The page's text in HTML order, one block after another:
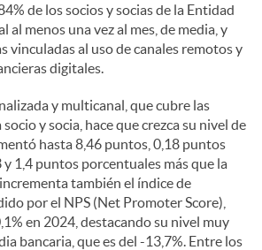
de los socios y socias de la Entidad
al menos una vez al mes, de media, y
vinculadas al uso de canales remotos y
digitales.
y multicanal, que cubre las
y socia, hace que crezca su nivel de
hasta 8,46 puntos, 0,18 puntos
1,4 puntos porcentuales más que la
también el índice de
por el NPS (Net Promoter Score),
en 2024, destacando su nivel muy
bancaria, que es del -13,7%. Entre los